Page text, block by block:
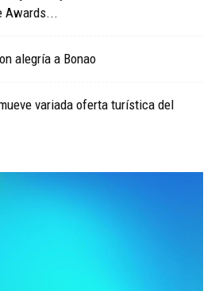
Awards...
alegría a Bonao
variada oferta turística del